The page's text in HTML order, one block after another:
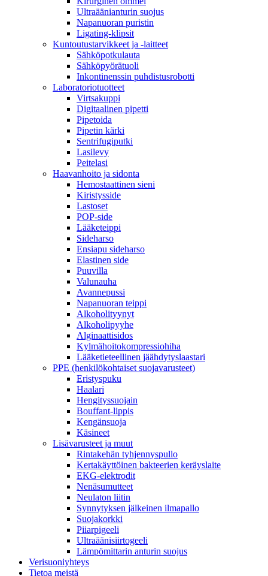
Ultraäänianturin suojus
Napanuoran puristin
Ligating-klipsit
Kuntoutustarvikkeet ja -laitteet
Sähköpotkulauta
Sähköpyörätuoli
Inkontinenssin puhdistusrobotti
Laboratoriotuotteet
Virtsakuppi
Digitaalinen pipetti
Pipetoida
Pipetin kärki
Sentrifugiputki
Lasilevy
Peitelasi
Haavanhoito ja sidonta
Hemostaattinen sieni
Kiristysside
Lastoset
POP-side
Lääketeippi
Sideharso
Ensiapu sideharso
Elastinen side
Puuvilla
Valunauha
Avannepussi
Napanuoran teippi
Alkoholityynyt
Alkoholipyyhe
Alginaattisidos
Kylmähoitokompressiohiha
Lääketieteellinen jäähdytyslaastari
PPE (henkilökohtaiset suojavarusteet)
Eristyspuku
Haalari
Hengityssuojain
Bouffant-lippis
Kengänsuoja
Käsineet
Lisävarusteet ja muut
Rintakehän tyhjennyspullo
Kertakäyttöinen bakteerien keräyslaite
EKG-elektrodit
Nenäsumutteet
Neulaton liitin
Synnytyksen jälkeinen ilmapallo
Suojakorkki
Piiarpigeeli
Ultraäänisiirtogeeli
Lämpömittarin anturin suojus
Verisuoniyhteys
Tietoa meistä